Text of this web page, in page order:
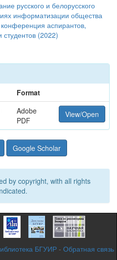
русского и белорусского
информатизации общества
аспирантов,
студентов (2022)
Format
Adobe
PDF
View/Open
Google Scholar
by copyright, with all rights
БГУИР - Обратная связь